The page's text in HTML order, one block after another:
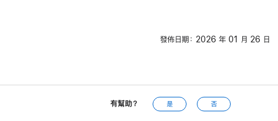
發佈日期： 2026 年 01 月 26 日
有幫助？ 是 否